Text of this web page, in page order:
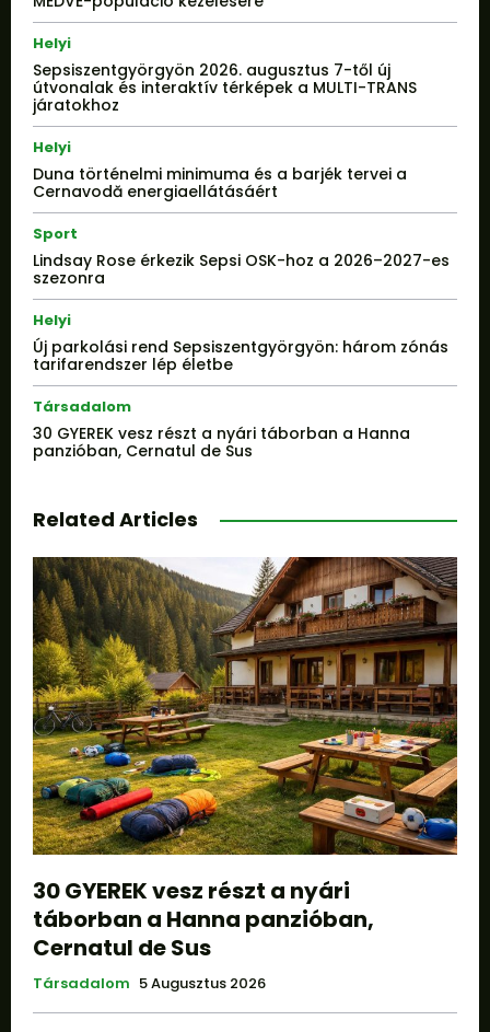
Helyi
Sepsiszentgyörgyön 2026. augusztus 7-től új
útvonalak és interaktív térképek a MULTI-TRANS
járatokhoz
Helyi
Duna történelmi minimuma és a barjék tervei a
Cernavodă energiaellátásáért
Sport
Lindsay Rose érkezik Sepsi OSK-hoz a 2026–2027-es
szezonra
Helyi
Új parkolási rend Sepsiszentgyörgyön: három zónás
tarifarendszer lép életbe
Társadalom
30 GYEREK vesz részt a nyári táborban a Hanna
panzióban, Cernatul de Sus
Related Articles
30 GYEREK vesz részt a nyári
táborban a Hanna panzióban,
Cernatul de Sus
Társadalom 5 Augusztus 2026